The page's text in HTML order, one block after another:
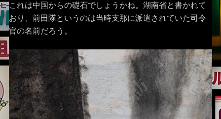
これは中国からの礎石でしょうかね。湖南省と書かれて
おり、前田隊というのは当時支那に派遣されていた司令
官の名前だろう。